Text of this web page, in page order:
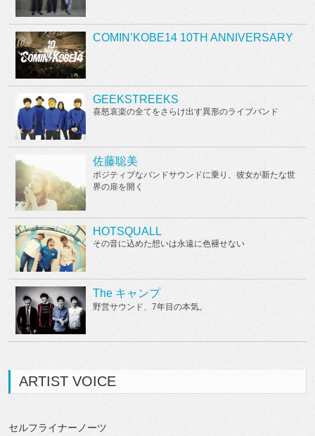
COMIN’KOBE14 10TH ANNIVERSARY
GEEKSTREEKS
喜怒哀楽の全てをさらけ出す異形のライブバンド
佐藤聡美
ポジティブなバンドサウンドに乗り、彼女が新たな世
界の扉を開く
HOTSQUALL
その音に込めた想いは永遠に色褪せない
The キャンプ
野営サウンド、7年目の本気。
ARTIST VOICE
セルフライナーノーツ